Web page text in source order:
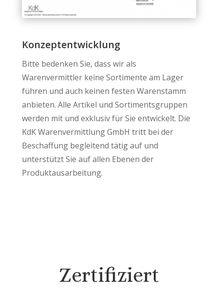
Konzeptentwicklung
Bitte bedenken Sie, dass wir als
Warenvermittler keine Sortimente am Lager
führen und auch keinen festen Warenstamm
anbieten. Alle Artikel und Sortimentsgruppen
werden mit und exklusiv für Sie entwickelt. Die
KdK Warenvermittlung GmbH tritt bei der
Beschaffung begleitend tätig auf und
unterstützt Sie auf allen Ebenen der
Produktausarbeitung.
Zertifiziert